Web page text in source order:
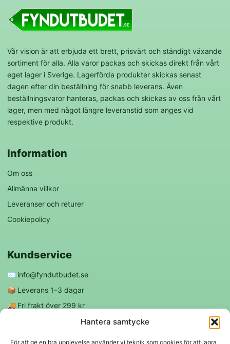
Hantera samtycke
För att ge en bra upplevelse använder vi teknik som cookies för att lagra
Vår vision är att erbjuda ett brett, prisvärt och ständigt växande
sortiment för alla. Alla varor packas och skickas direkt från vårt
eget lager i Sverige. Lagerförda produkter skickas senast
dagen efter din beställning för snabb leverans. Även
beställningsvaror hanteras, packas och skickas av oss från vårt
lager, men med något längre leveranstid som anges vid
respektive produkt.
Information
Om oss
Allmänna villkor
Leveranser och returer
Cookiepolicy
Kundservice
✉️ info@fyndutbudet.se
📦 Leverans 1–3 dagar
🚚 Fri frakt över 299 kr